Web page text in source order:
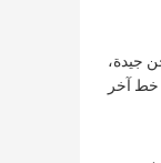
والمطاحن جيدة،
خط آخر